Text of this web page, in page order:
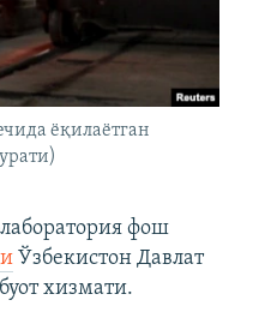
ёқилаётган
фош
Ўзбекистон Давлат
хизмати.